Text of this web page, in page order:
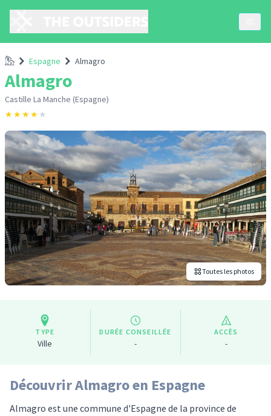
AccueilEspagne Almagro
Almagro
Castille La Manche (Espagne)
★★★★ ★
Toutes les photos
TYPE
Ville
DURÉE CONSEILLÉE
-
ACCÈS
-
Découvrir Almagro en Espagne
Almagro est une commune d'Espagne de la province de